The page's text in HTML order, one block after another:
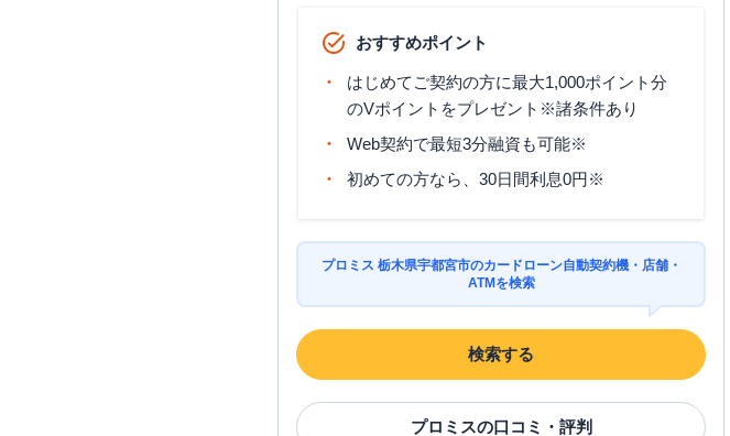
おすすめポイント
はじめてご契約の方に最大1,000ポイント分
のVポイントをプレゼント※諸条件あり
Web契約で最短3分融資も可能※
初めての方なら、30日間利息0円※
プロミス 栃木県宇都宮市のカードローン自動契約機・店舗・
ATMを検索
検索する
プロミスの口コミ・評判